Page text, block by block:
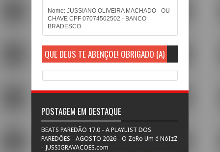
Nome: JUSSIANO OLIVEIRA MACHADO - OU
CHAVE CPF 07074502502 - BANCO
BRADESCO
QUE DEUS TE ABENÇOE! OBRIGADO (A)
POSTAGEM EM DESTAQUE
BEATS PAREDÃO 17.0 - A PLAYLIST DOS
PAREDÕES - AGOSTO 2026 - O ZeRo Um é NóIzZ
- JUSSIGRAVACOES.com